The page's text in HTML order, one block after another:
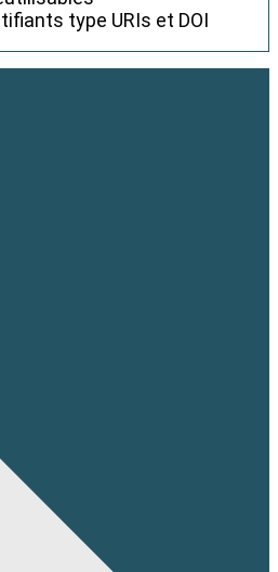
type URIs et DOI